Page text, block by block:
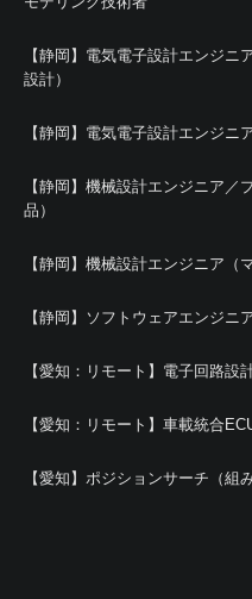
【静岡】電気電子設計エンジ
設計）
【静岡】電気電子設計エンジニ
【静岡】機械設計エンジニア
品）
【静岡】機械設計エンジニア（
【静岡】ソフトウェアエンジニ
【愛知：リモート】電子回路設
【愛知：リモート】車載統合
【愛知】ポジションサーチ（組